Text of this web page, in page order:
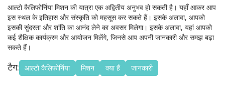
आल्टो कैलिफोर्निया मिशन की यात्रा एक अद्वितीय अनुभव हो सकती है। यहाँ आकर आप
इस स्थल के इतिहास और संस्कृति को महसूस कर सकते हैं। इसके अलावा, आपको
इसकी सुंदरता और शांति का आनंद लेने का अवसर मिलेगा। इसके अलावा, यहां आपको
कई शैक्षिक कार्यक्रम और आयोजन मिलेंगे, जिनसे आप अपनी जानकारी और समझ बढ़ा
सकते हैं।
टैग: आल्टो कैलिफोर्निया मिशन क्या हैं जानकारी